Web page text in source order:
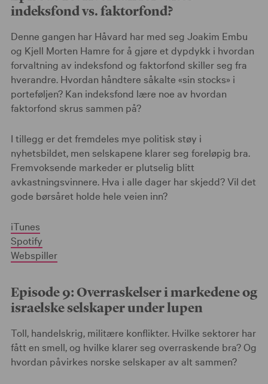
indeksfond vs. faktorfond?
Denne gangen har Håvard har med seg Joakim Embu
og Kjell Morten Hamre for å gjøre et dypdykk i hvordan
forvaltning av indeksfond og faktorfond skiller seg fra
hverandre. Hvordan håndtere såkalte «sin stocks» i
porteføljen? Kan indeksfond lære noe av hvordan
faktorfond skrus sammen på?
I tillegg er det fremdeles mye politisk støy i
nyhetsbildet, men selskapene klarer seg foreløpig bra.
Fremvoksende markeder er plutselig blitt
avkastningsvinnere. Hva i alle dager har skjedd? Vil det
gode børsåret holde hele veien inn?
iTunes
Spotify
Webspiller
Episode 9: Overraskelser i markedene og
israelske selskaper under lupen
Toll, handelskrig, militære konflikter. Hvilke sektorer har
fått en smell, og hvilke klarer seg overraskende bra? Og
hvordan påvirkes norske selskaper av alt sammen?